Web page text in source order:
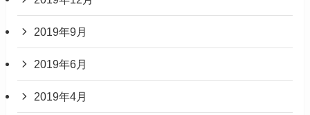
2019年9月
2019年6月
2019年4月